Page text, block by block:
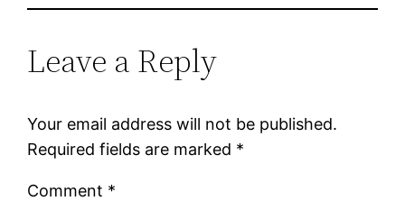
Leave a Reply
Your email address will not be published.
Required fields are marked *
Comment *